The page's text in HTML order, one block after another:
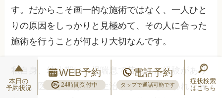
す。だからこそ画一的な施術ではなく、一人ひと
りの原因をしっかりと見極めて、その人に合った
施術を行うことが何より大切なんです。
私自身、幼少期に小児喘息で苦しんだ経験があり
ます。医師からは「一生治らない」と言われた喘
本日の
予約状況
WEB予約
24時間受付中
電話予約
タップで通話可能です
症状検索
はこちら